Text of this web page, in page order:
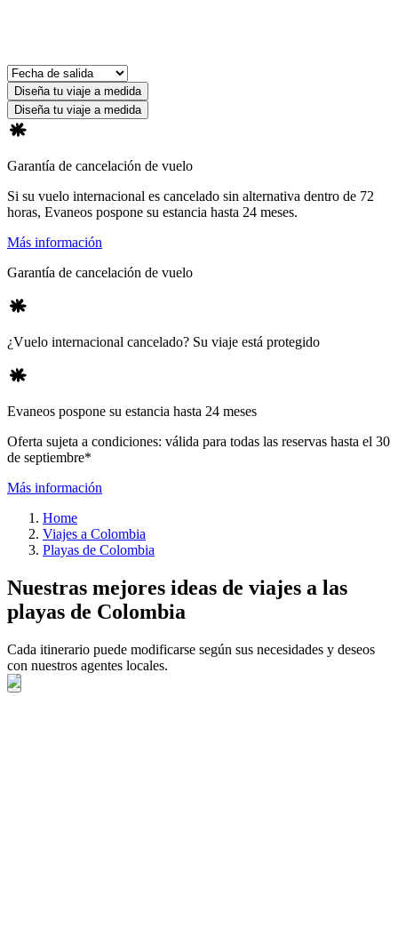
Diseña tu viaje a medida
Diseña tu viaje a medida
Garantía de cancelación de vuelo
Si su vuelo internacional es cancelado sin alternativa dentro de 72
horas, Evaneos pospone su estancia hasta 24 meses.
Más información
Garantía de cancelación de vuelo
¿Vuelo internacional cancelado? Su viaje está protegido
Evaneos pospone su estancia hasta 24 meses
Oferta sujeta a condiciones: válida para todas las reservas hasta el 30
de septiembre*
Más información
Home
Viajes a Colombia
Playas de Colombia
Nuestras mejores ideas de viajes a las
playas de Colombia
Cada itinerario puede modificarse según sus necesidades y deseos
con nuestros agentes locales.